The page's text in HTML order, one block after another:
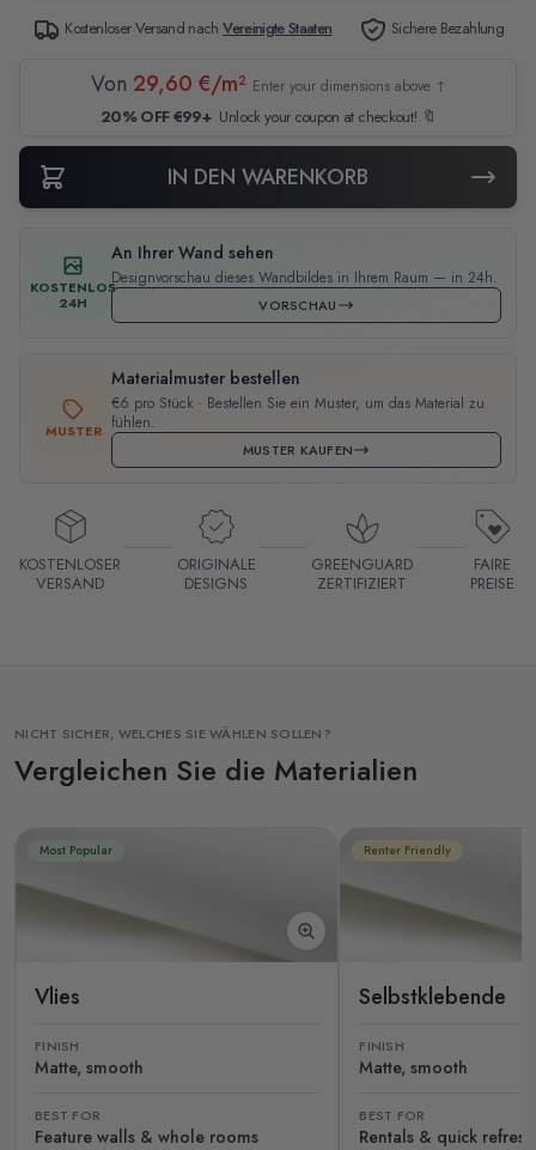
Kostenloser Versand nachVereinigte Staaten Sichere Bezahlung
Von 29,60 €/m² Enter your dimensions above ↑
20% OFF €99+ Unlock your coupon at checkout! 🔖
IN DEN WARENKORB
KOSTENLOS
24H
An Ihrer Wand sehen
Designvorschau dieses Wandbildes in Ihrem Raum — in 24h.
VORSCHAU
MUSTER
Materialmuster bestellen
€6 pro Stück · Bestellen Sie ein Muster, um das Material zu
fühlen.
MUSTER KAUFEN
KOSTENLOSER
VERSAND
ORIGINALE
DESIGNS
GREENGUARD
ZERTIFIZIERT
FAIRE
PREISE
NICHT SICHER, WELCHES SIE WÄHLEN SOLLEN?
Vergleichen Sie die Materialien
Most Popular
Vlies
FINISH
Matte, smooth
BEST FOR
Feature walls & whole rooms
Renter Friendly
Selbstklebende
FINISH
Matte, smooth
BEST FOR
Rentals & quick